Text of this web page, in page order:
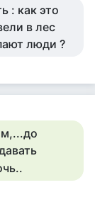
: как это
в лес
люди ?